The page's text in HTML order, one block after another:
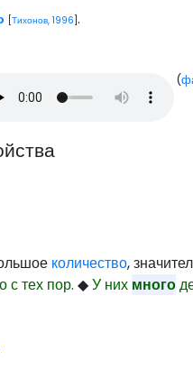
[Тихонов, 1996 ].
(
количество,
с тех пор.◆У них много